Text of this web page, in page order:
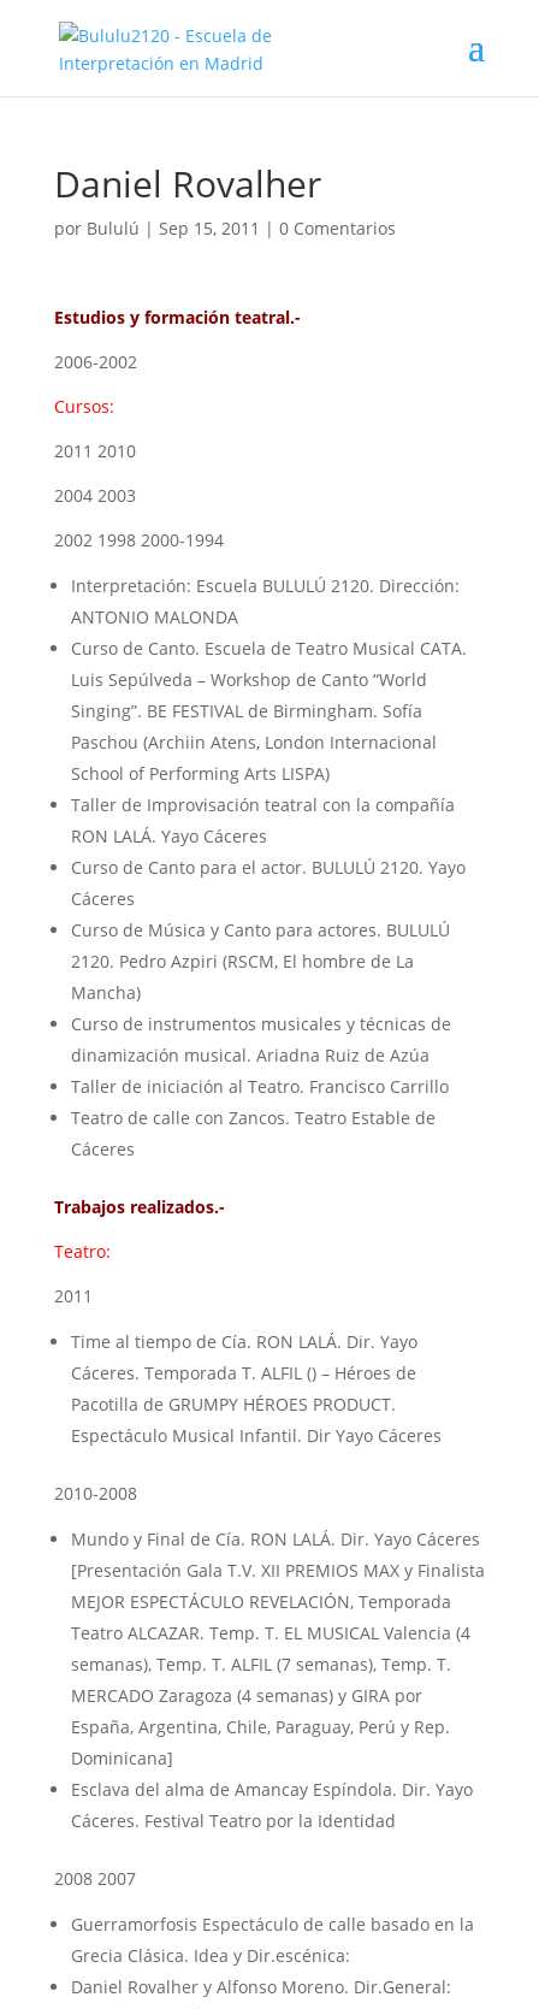
Daniel Rovalher
por Bululú | Sep 15, 2011 | 0 Comentarios
Estudios y formación teatral.-
2006-2002
Cursos:
2011 2010
2004 2003
2002 1998 2000-1994
Interpretación: Escuela BULULÚ 2120. Dirección:
ANTONIO MALONDA
Curso de Canto. Escuela de Teatro Musical CATA.
Luis Sepúlveda – Workshop de Canto “World
Singing”. BE FESTIVAL de Birmingham. Sofía
Paschou (Archiin Atens, London Internacional
School of Performing Arts LISPA)
Taller de Improvisación teatral con la compañía
RON LALÁ. Yayo Cáceres
Curso de Canto para el actor. BULULÚ 2120. Yayo
Cáceres
Curso de Música y Canto para actores. BULULÚ
2120. Pedro Azpiri (RSCM, El hombre de La
Mancha)
Curso de instrumentos musicales y técnicas de
dinamización musical. Ariadna Ruiz de Azúa
Taller de iniciación al Teatro. Francisco Carrillo
Teatro de calle con Zancos. Teatro Estable de
Cáceres
Trabajos realizados.-
Teatro:
2011
Time al tiempo de Cía. RON LALÁ. Dir. Yayo
Cáceres. Temporada T. ALFIL () – Héroes de
Pacotilla de GRUMPY HÉROES PRODUCT.
Espectáculo Musical Infantil. Dir Yayo Cáceres
2010-2008
Mundo y Final de Cía. RON LALÁ. Dir. Yayo Cáceres
[Presentación Gala T.V. XII PREMIOS MAX y Finalista
MEJOR ESPECTÁCULO REVELACIÓN, Temporada
Teatro ALCAZAR. Temp. T. EL MUSICAL Valencia (4
semanas), Temp. T. ALFIL (7 semanas), Temp. T.
MERCADO Zaragoza (4 semanas) y GIRA por
España, Argentina, Chile, Paraguay, Perú y Rep.
Dominicana]
Esclava del alma de Amancay Espíndola. Dir. Yayo
Cáceres. Festival Teatro por la Identidad
2008 2007
Guerramorfosis Espectáculo de calle basado en la
Grecia Clásica. Idea y Dir.escénica:
Daniel Rovalher y Alfonso Moreno. Dir.General: